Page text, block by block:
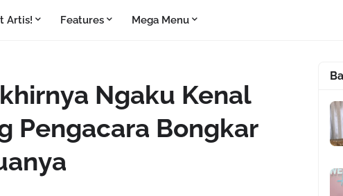
Artis! Features Mega Menu
Ngaku Kenal
Pengacara Bongkar